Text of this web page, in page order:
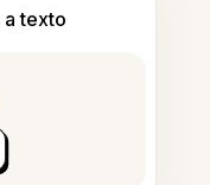
texto